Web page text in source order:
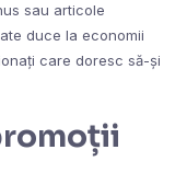
sau articole
duce la economii
care doresc să-și